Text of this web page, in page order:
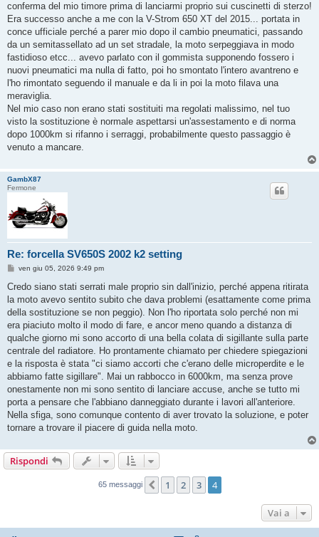
a
g
i
o
conferma del mio timore prima di lanciarmi proprio sui cuscinetti di sterzo!
Era successo anche a me con la V-Strom 650 XT del 2015... portata in
conce ufficiale perché a parer mio dopo il cambio pneumatici, passando
da un semitassellato ad un set stradale, la moto serpeggiava in modo
fastidioso etcc... avevo parlato con il gommista supponendo fossero i
nuovi pneumatici ma nulla di fatto, poi ho smontato l'intero avantreno e
l'ho rimontato seguendo il manuale e da li in poi la moto filava una
meraviglia.
Nel mio caso non erano stati sostituiti ma regolati malissimo, nel tuo
visto la sostituzione è normale aspettarsi un'assestamento e di norma
dopo 1000km si rifanno i serraggi, probabilmente questo passaggio è
venuto a mancare.
GambX87
Fermone
Re: forcella SV650S 2002 k2 setting
M
s
a
g
i
o
ven giu 05, 2026 9:49 pm
Credo siano stati serrati male proprio sin dall'inizio, perché appena ritirata
la moto avevo sentito subito che dava problemi (esattamente come prima
della sostituzione se non peggio). Non l'ho riportata solo perché non mi
era piaciuto molto il modo di fare, e ancor meno quando a distanza di
qualche giorno mi sono accorto di una bella colata di sigillante sulla parte
centrale del radiatore. Ho prontamente chiamato per chiedere spiegazioni
e la risposta è stata "ci siamo accorti che c'erano delle microperdite e le
abbiamo fatte sigillare". Mai un rabbocco in 6000km, ma senza prove
onestamente non mi sono sentito di lanciare accuse, anche se tutto mi
porta a pensare che l'abbiano danneggiato durante i lavori all'anteriore.
Nella sfiga, sono comunque contento di aver trovato la soluzione, e poter
tornare a trovare il piacere di guida nella moto.
Rispondi
65 messaggi Precedente
1 2 3 4
Vai a